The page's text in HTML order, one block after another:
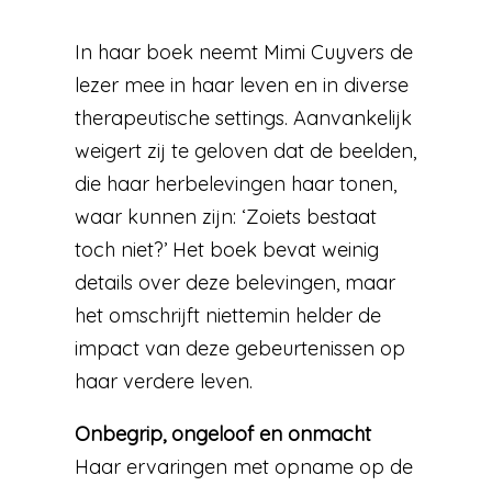
In haar boek neemt Mimi Cuyvers de
lezer mee in haar leven en in diverse
therapeutische settings. Aanvankelijk
weigert zij te geloven dat de beelden,
die haar herbelevingen haar tonen,
waar kunnen zijn: ‘Zoiets bestaat
toch niet?’ Het boek bevat weinig
details over deze belevingen, maar
het omschrijft niettemin helder de
impact van deze gebeurtenissen op
haar verdere leven.
Onbegrip, ongeloof en onmacht
Haar ervaringen met opname op de